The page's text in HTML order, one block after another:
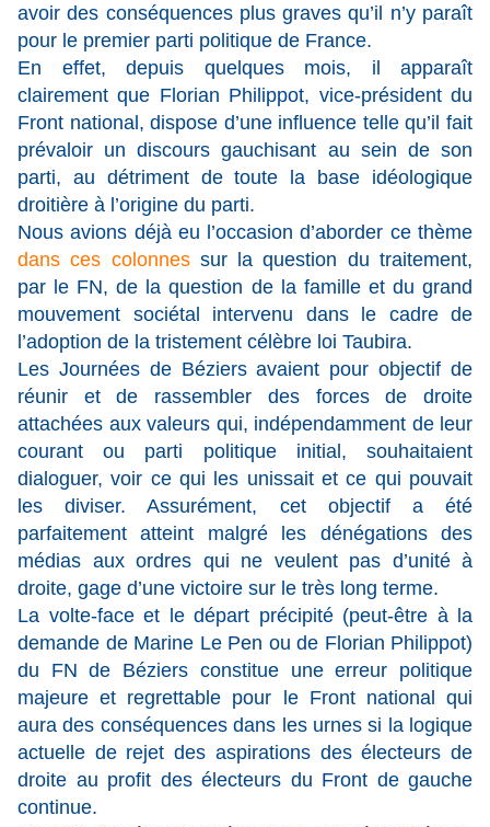
avoir des conséquences plus graves qu’il n’y paraît
pour le premier parti politique de France.
En effet, depuis quelques mois, il apparaît
clairement que Florian Philippot, vice-président du
Front national, dispose d’une influence telle qu’il fait
prévaloir un discours gauchisant au sein de son
parti, au détriment de toute la base idéologique
droitière à l’origine du parti.
Nous avions déjà eu l’occasion d’aborder ce thème
dans ces colonnessur la question du traitement,
par le FN, de la question de la famille et du grand
mouvement sociétal intervenu dans le cadre de
l’adoption de la tristement célèbre loi Taubira.
Les Journées de Béziers avaient pour objectif de
réunir et de rassembler des forces de droite
attachées aux valeurs qui, indépendamment de leur
courant ou parti politique initial, souhaitaient
dialoguer, voir ce qui les unissait et ce qui pouvait
les diviser. Assurément, cet objectif a été
parfaitement atteint malgré les dénégations des
médias aux ordres qui ne veulent pas d’unité à
droite, gage d’une victoire sur le très long terme.
La volte-face et le départ précipité (peut-être à la
demande de Marine Le Pen ou de Florian Philippot)
du FN de Béziers constitue une erreur politique
majeure et regrettable pour le Front national qui
aura des conséquences dans les urnes si la logique
actuelle de rejet des aspirations des électeurs de
droite au profit des électeurs du Front de gauche
continue.